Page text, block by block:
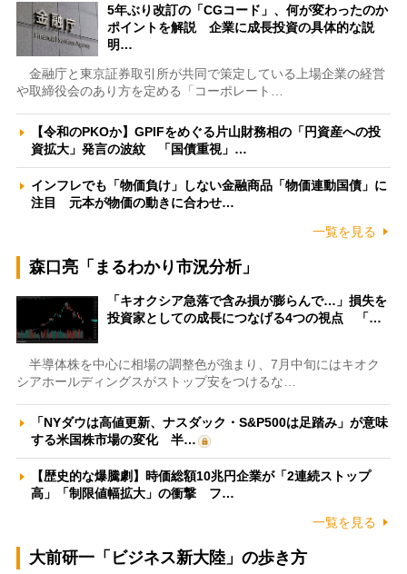
5年ぶり改訂の「CGコード」、何が変わったのか
ポイントを解説 企業に成長投資の具体的な説
明…
金融庁と東京証券取引所が共同で策定している上場企業の経営
や取締役会のあり方を定める「コーポレート…
【令和のPKOか】GPIFをめぐる片山財務相の「円資産への投
資拡大」発言の波紋 「国債重視」…
インフレでも「物価負け」しない金融商品「物価連動国債」に
注目 元本が物価の動きに合わせ…
一覧を見る
森口亮「まるわかり市況分析」
「キオクシア急落で含み損が膨らんで…」損失を
投資家としての成長につなげる4つの視点 「…
半導体株を中心に相場の調整色が強まり、7月中旬にはキオク
シアホールディングスがストップ安をつけるな…
「NYダウは高値更新、ナスダック・S&P500は足踏み」が意味
する米国株市場の変化 半…
【歴史的な爆騰劇】時価総額10兆円企業が「2連続ストップ
高」「制限値幅拡大」の衝撃 フ…
一覧を見る
大前研一「ビジネス新大陸」の歩き方